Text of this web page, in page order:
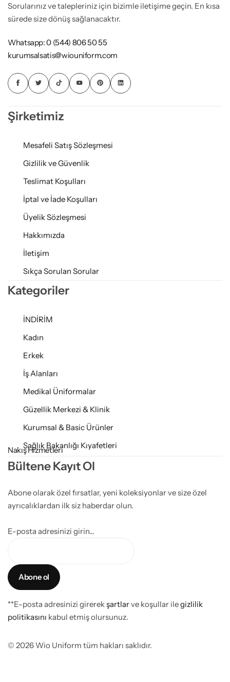
Sorularınız ve talepleriniz için bizimle iletişime geçin. En kısa
sürede size dönüş sağlanacaktır.
Whatsapp: 0 (544) 806 50 55
kurumsalsatis@wiouniform.com
Şirketimiz
Mesafeli Satış Sözleşmesi
Gizlilik ve Güvenlik
Teslimat Koşulları
İptal ve İade Koşulları
Üyelik Sözleşmesi
Hakkımızda
İletişim
Sıkça Sorulan Sorular
Kategoriler
İNDİRİM
Kadın
Erkek
İş Alanları
Medikal Üniformalar
Güzellik Merkezi & Klinik
Kurumsal & Basic Ürünler
Sağlık Bakanlığı Kıyafetleri
Nakış Hizmetleri
Bültene Kayıt Ol
Abone olarak özel fırsatlar, yeni koleksiyonlar ve size özel
ayrıcalıklardan ilk siz haberdar olun.
E-posta adresinizi girin...
**E-posta adresinizi girerekşartlarve koşullar ilegizlilik
politikasını kabul etmiş olursunuz.
© 2026 Wio Uniform tüm hakları saklıdır.